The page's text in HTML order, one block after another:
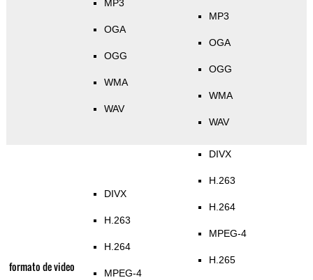
MP3
OGA
OGG
WMA
WAV
MP3
OGA
OGG
WMA
WAV
formato de video
DIVX
H.263
H.264
MPEG-4
DIVX
H.263
H.264
MPEG-4
H.265